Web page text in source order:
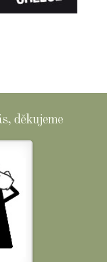
děkujeme